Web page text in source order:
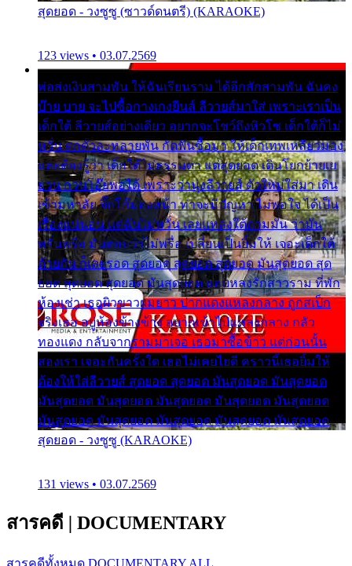
สุดยอด - วงซูซู (ซาวด์ดนตรี) (KARAOKE)
123 views • 03.07.2569
พ่อส่งเงินสามพัน ให้ฉันเรียนราม ได้อีกสักสามพัน ฉันคง
บ๊าย บาย จะไปซื้อกางเกงยีนส์ ลีวายส์มาใส่ เพราะเราเป็น
เด็กใต้ ลีวายส์อย่างเดียว อยากจะโชว์ถึงหิวโซ เด็กใต้ก็ไม่
หวั่น ตกตัวละหลายพัน กัดฟันซื้อมา ให้เด็กเทพเหลียวมอง
และต้องรู้ว่า เด็กใต้ไม่ธรรมดา แต่สุดยอด เดินโยกย้ายเย
ยวน กวนโอ๊ยพอได้ เพราะว่านุ่งลีวายส์ ตัวใหม่ใส่มา เดิน
เข้ามหาลัย จิ๊กโก๊มองหน้า ท่าจะมีปัญหา ไม่พอใจ ได้เป็น
เรื่องแน่นอน แต่ฉันไม่หวั่น เลยแหลงใต้ถามมัน ว่ามัน
พรั่นพรือ มันตอบว่าไม่พรื่อ เปลี่ยนเป็นยิ้มให้ เจอะเด็กใต้
ด้วยกัน ก็เลยรอด สุดยอด สุดยอด สุดยอด มันสุดยอด สุด
ยอด สุดยอด สุดยอด มันสุดยอด แอบหลงรักสาวราม ที่พัก
ห้องเช่า เธอผิวขาวผมยาว ปากแดงแหลงกลาง ถูกสเป็ก
จริงเธอ อยู่ห้องข้างข้าง อยากเข้าไปแหลงกลาง กลัว
ทองแดง กลับจากรามมาเจอ เธอมาซื้อข้าว แต่ก่อนนั้น
สองเรา เจอะกันครั้งใด เธอไม่เคยไยดี คราวนี้เธอยิ้มให้
ต้องให้ใส่ลีวายส์ สุดยอด สุดยอด มันสุดยอด มันสุดยอด
มันสุดยอด มันสุดยอด มันสุดยอด มันสุดยอด มันสุดยอด
มันสุดยอด มันสุดยอด มันสุดยอด มันสุดยอด มันสุดยอด
สุดยอด - วงซูซู (KARAOKE)
131 views • 03.07.2569
สารคดี | DOCUMENTARY
สารคดีทั้งหมด DOCUMENTARY ALL